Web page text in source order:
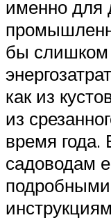
именно для
бы слишком
как из
из
время
садоводам